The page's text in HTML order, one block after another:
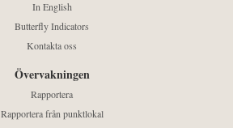
In English
Butterfly Indicators
Kontakta oss
Övervakningen
Rapportera
Rapportera från punktlokal